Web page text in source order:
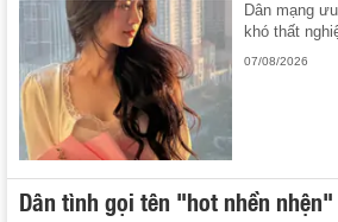
Dân mạng
khó thất
07/08/2026
Dân tình gọi tên "hot nhền